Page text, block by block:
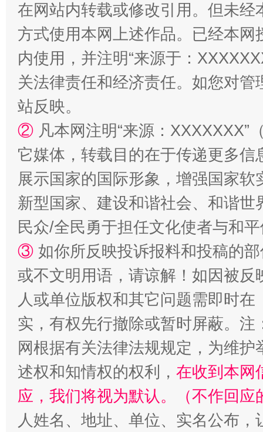
国家大学科技园优化重塑工作
扯下公款旅游的“隐身衣” 如何以
“蜀中异人”王建安的艺术幻境
在网站内转载或修改引用。但未
方式使用本网上述作品。已经本
内使用，并注明“来源于：
关法律责任和经济责任。如您对
站反映。
② 凡本网注明“来源：
它媒体，转载目的在于传递更多
展示国家的国际形象，增强国家
新型国家、建设和谐社会、和谐
民众/全民勇于担任文化使者与和
③ 如你所反映投诉报料和投稿的
或不文明用语，请谅解！如因被
人或单位版权和其它问题需即时在
实，有权先行撤除或暂时屏蔽。
网根据有关法律法规规定，为维
述权和知情权的权利， 在收到本网
应，我们将视为默认。（不作回应
人姓名、地址、单位、实名公布